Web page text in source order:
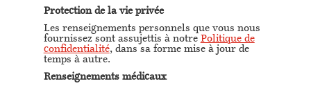
Protection de la vie privée
Les renseignements personnels que vous nous
fournissez sont assujettis à notre Politique de
confidentialité, dans sa forme mise à jour de
temps à autre.
Renseignements médicaux